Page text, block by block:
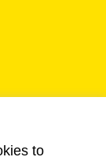
to